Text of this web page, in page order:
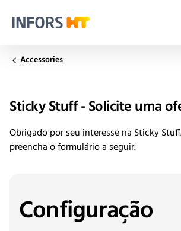
Accessories
Sticky Stuff - Solicite uma
Obrigado por seu interesse na Sticky
preencha o formulário a seguir.
Configuração